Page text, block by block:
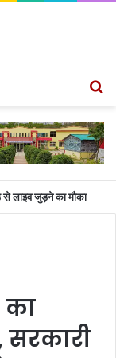
लाइव जुड़ने का मौका
का
सरकारी